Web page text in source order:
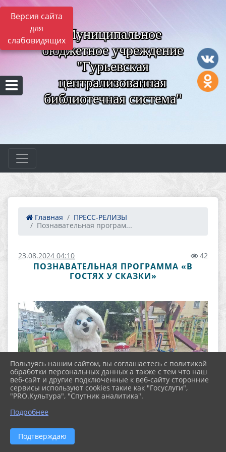
Версия сайта
для
слабовидящих Муниципальное
бюджетное учреждение
"Гурьевская
централизованная
библиотечная система"
Главная
ПРЕСС-РЕЛИЗЫ
Познавательная програм...
23.08.2024 04:10 42
ПОЗНАВАТЕЛЬНАЯ ПРОГРАММА «В
ГОСТЯХ У СКАЗКИ»
Пользуясь нашим сайтом, вы соглашаетесь с политикой
обработки персональных данных а также с тем что наш
веб-сайт и другие подключенные к веб-сайту сторонние
сервисы используют cookies такие как "Госуслуги",
"PRO.Культура", "Спутник аналитика".
Подробнее
Подтверждаю